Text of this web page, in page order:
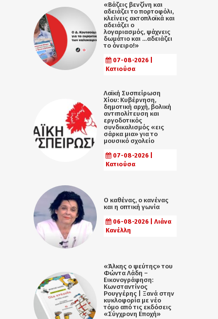
«Βάζεις βενζίνη και
αδειάζει το πορτοφόλι,
κλείνεις ακτοπλοϊκά και
αδειάζει ο
λογαριασμός, ψάχνεις
δωμάτιο και …αδειάζει
το όνειρο!»
07-08-2026 |
Κατιούσα
Λαϊκή Συσπείρωση
Χίου: Κυβέρνηση,
δημοτική αρχή, βολική
αντιπολίτευση και
εργοδοτικός
συνδικαλισμός «εις
σάρκα μια» για το
μουσικό σχολείο
07-08-2026 |
Κατιούσα
Ο καθένας, ο κανένας
και η οπτική γωνία
06-08-2026 | Λιάνα
Κανέλλη
«Άλκης ο ψεύτης» του
Φώντα Λάδη –
Εικονογράφηση:
Κωνσταντίνος
Ρουγγέρης | Ξανά στην
κυκλοφορία με νέο
τόμο από τις εκδόσεις
«Σύγχρονη Εποχή»